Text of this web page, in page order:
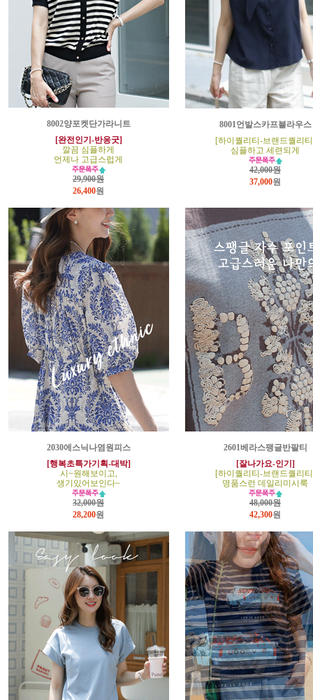
8002양포켓단가라니트
[완전인기-반응굿]
깔끔 심플하게
언제나 고급스럽게
29,900원
26,400원
8001언발스카프블라우스
[하이퀄리티-브랜드퀄리
심플하고 세련되게
42,000원
37,000원
2030에스닉나염원피스
[행복초특가기획-대박]
시~원해보이고,
생기있어보인다~
32,000원
28,200원
2601베라스팽글반팔티
[잘나가요-인기]
[하이퀄리티-브랜드퀄리
명품스런 데일리미시룩
48,000원
42,300원